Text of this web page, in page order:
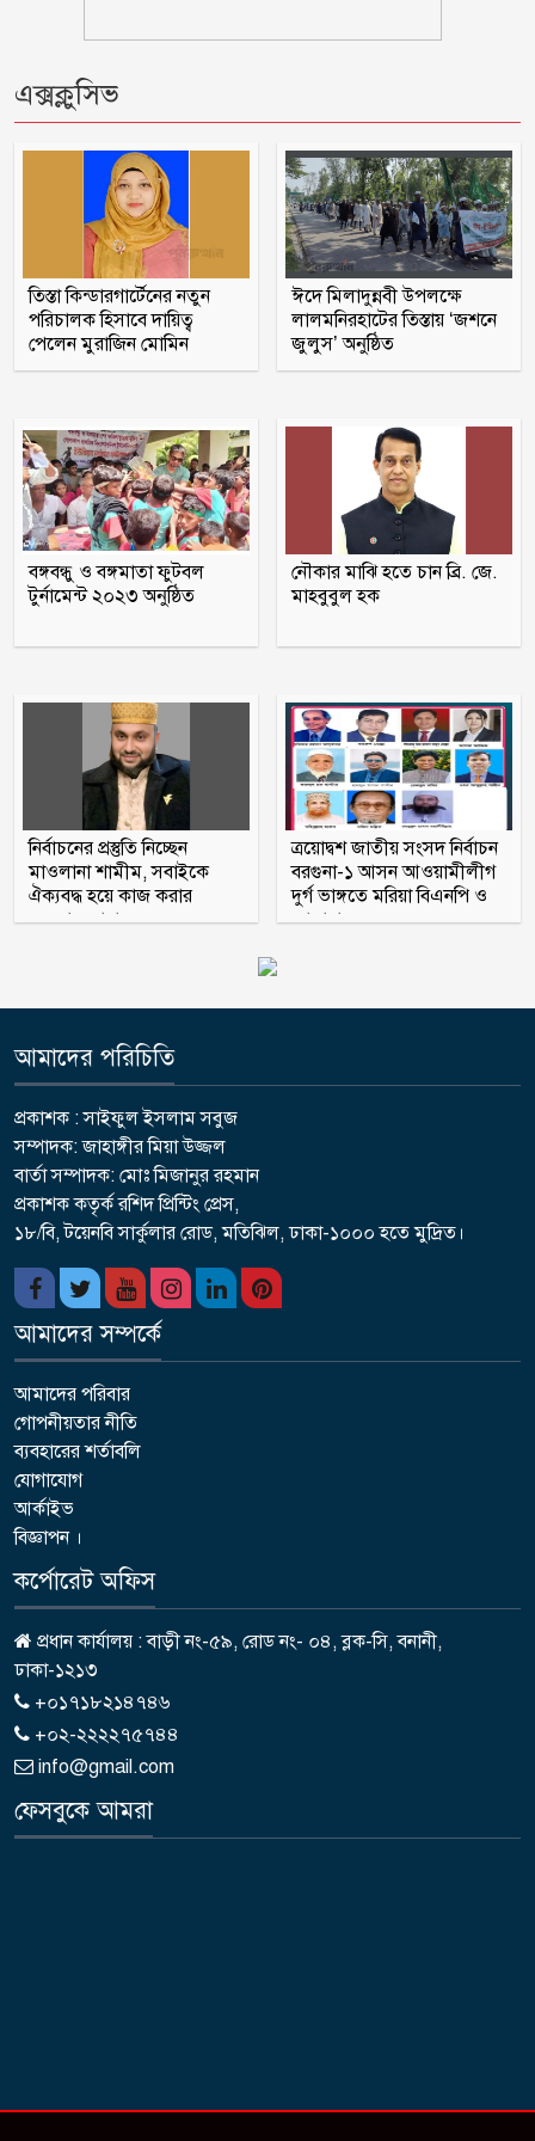
দুই-তিন দিনের মধ্যে গ্যাসের পরিস্থিতি
ওবায়দুল কাদেরসহ ৭ শীর্ষ নেতার সর্বোচ্চ
শাস্তির আবেদন
রাষ্ট্রপতি নির্বাচন ২০ আগস্ট
মাগুরায় সাকিব আল হাসানের বাড়িতে
‘পেট্রোল বোমা’ হামলা
পটুয়াখালী সদর উপজেলা আ লীগ
সহসভাপতি মিজানুর মারা গেছেন
গ্রেফতার
আগস্টের ৫ তারিখ যেভাবে হলো ‘৩৬
এক্সক্লুসিভ
তিস্তা কিন্ডারগার্টেনের নতুন
পরিচালক হিসাবে দায়িত্ব
পেলেন মুরাজিন মোমিন
ঈদে মিলাদুন্নবী উপলক্ষে
লালমনিরহাটের তিস্তায় ‘জশনে
জুলুস’ অনুষ্ঠিত
বঙ্গবন্ধু ও বঙ্গমাতা ফুটবল
টুর্নামেন্ট ২০২৩ অনুষ্ঠিত
নৌকার মাঝি হতে চান ব্রি. জে.
মাহবুবুল হক
নির্বাচনের প্রস্তুতি নিচ্ছেন
মাওলানা শামীম, সবাইকে
ঐক্যবদ্ধ হয়ে কাজ করার
অহব্বান জানান
ত্রয়োদ্বশ জাতীয় সংসদ নির্বাচন
বরগুনা-১ আসন আওয়ামীলীগ
দুর্গ ভাঙ্গতে মরিয়া বিএনপি ও
জামায়াত
আমাদের পরিচিতি
প্রকাশক : সাইফুল ইসলাম সবুজ
সম্পাদক: জাহাঙ্গীর মিয়া উজ্জল
বার্তা সম্পাদক: মোঃ মিজানুর রহমান
প্রকাশক কতৃর্ক রশিদ প্রিন্টিং প্রেস,
১৮/বি, টয়েনবি সার্কুলার রোড, মতিঝিল, ঢাকা-১০০০ হতে মুদ্রিত।
আমাদের সম্পর্কে
আমাদের পরিবার
গোপনীয়তার নীতি
ব্যবহারের শর্তাবলি
যোগাযোগ
আর্কাইভ
বিজ্ঞাপন ।
কর্পোরেট অফিস
প্রধান কার্যালয় : বাড়ী নং-৫৯, রোড নং- ০৪, ব্লক-সি, বনানী,
ঢাকা-১২১৩
+০১৭১৮২১৪৭৪৬
+০২-২২২২৭৫৭৪৪
info@gmail.com
ফেসবুকে আমরা